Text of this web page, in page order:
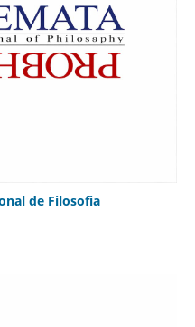
de Filosofia